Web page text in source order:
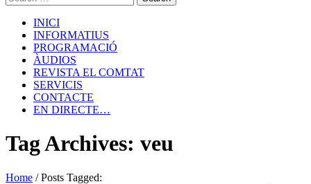
INICI
INFORMATIUS
PROGRAMACIÓ
ÀUDIOS
REVISTA EL COMTAT
SERVICIS
CONTACTE
EN DIRECTE…
Tag Archives: veu
Home /Posts Tagged: